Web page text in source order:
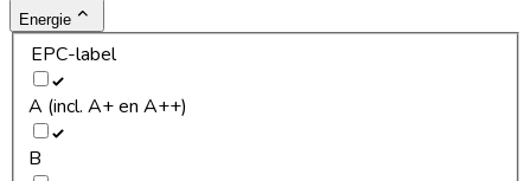
Energie
EPC-label
A (incl. A+ en A++)
B